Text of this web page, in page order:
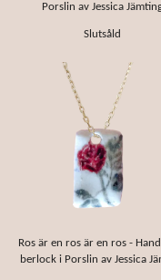
Porslin av Jessica
Slutsåld
Ros är en ros är en ros -
berlock i Porslin av Jessica